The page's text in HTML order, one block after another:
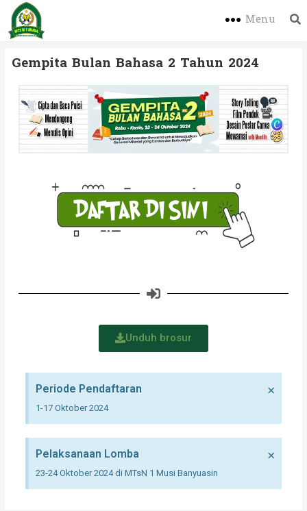
Menu
Gempita Bulan Bahasa 2 Tahun 2024
Unduh brosur
Periode Pendaftaran
1-17 Oktober 2024
×
Pelaksanaan Lomba
23-24 Oktober 2024 di MTsN 1 Musi Banyuasin
×